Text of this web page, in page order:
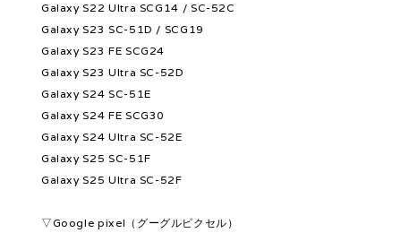
Galaxy S22 Ultra SCG14 / SC-52C
Galaxy S23 SC-51D / SCG19
Galaxy S23 FE SCG24
Galaxy S23 Ultra SC-52D
Galaxy S24 SC-51E
Galaxy S24 FE SCG30
Galaxy S24 Ultra SC-52E
Galaxy S25 SC-51F
Galaxy S25 Ultra SC-52F
▽Google pixel（グーグルピクセル）